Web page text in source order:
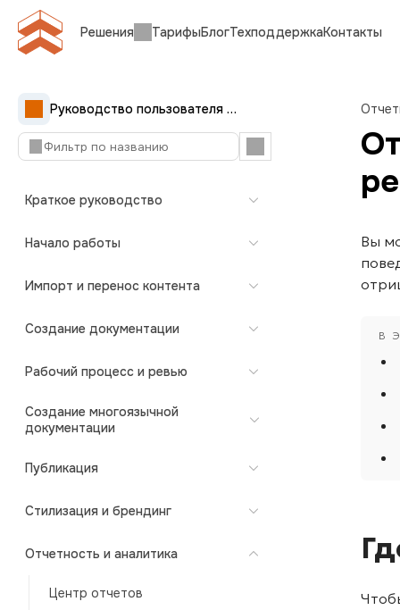
Решения ТарифыБлогТехподдержкаКонтакты
Руководство пользователя Документерры
Краткое руководство
Начало работы
Импорт и перенос контента
Создание документации
Рабочий процесс и ревью
Создание многоязычной
документации
Публикация
Стилизация и брендинг
Отчетность и аналитика
Центр отчетов
Вы